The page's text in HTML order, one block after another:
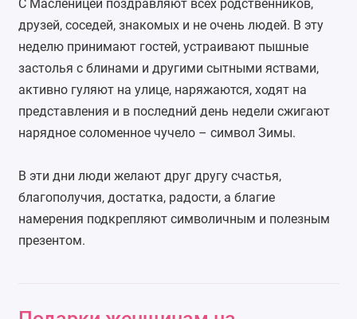
С Масленицей поздравляют всех родственников,
друзей, соседей, знакомых и не очень людей. В эту
неделю принимают гостей, устраивают пышные
застолья с блинами и другими сытными яствами,
активно гуляют на улице, наряжаются, ходят на
представления и в последний день недели сжигают
нарядное соломенное чучело – символ Зимы.
В эти дни люди желают друг другу счастья,
благополучия, достатка, радости, а благие
намерения подкрепляют символичным и полезным
презентом.